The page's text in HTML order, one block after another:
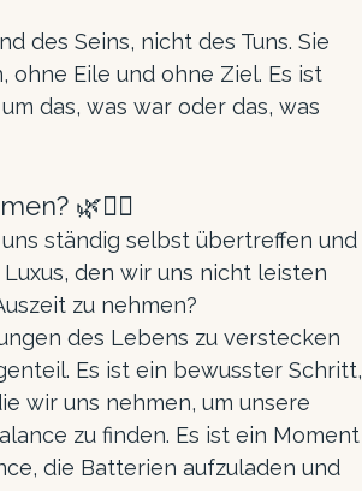
des Seins, nicht des Tuns. Sie
ohne Eile und ohne Ziel. Es ist
das, was war oder das, was
🌿🧘‍♀️
ständig selbst übertreffen und
den wir uns nicht leisten
zu nehmen?
des Lebens zu verstecken
Es ist ein bewusster Schritt,
wir uns nehmen, um unsere
zu finden. Es ist ein Moment
die Batterien aufzuladen und